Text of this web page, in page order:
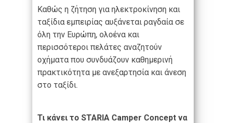
Καθώς η ζήτηση για ηλεκτροκίνηση και
ταξίδια εμπειρίας αυξάνεται ραγδαία σε
όλη την Ευρώπη, ολοένα και
περισσότεροι πελάτες αναζητούν
οχήματα που συνδυάζουν καθημερινή
πρακτικότητα με ανεξαρτησία και άνεση
στο ταξίδι.
Τι κάνει το STARIA Camper Concept να